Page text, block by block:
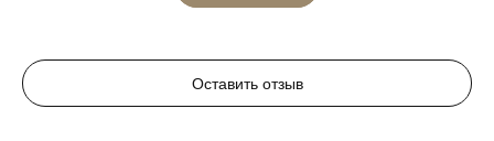
Оставить отзыв